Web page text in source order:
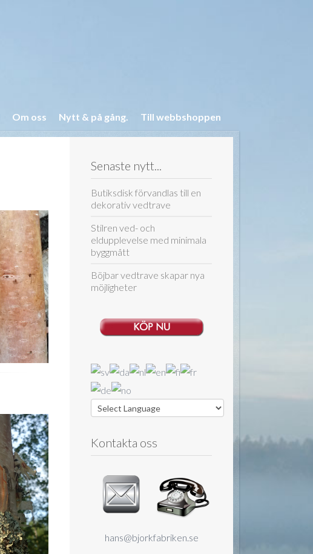
Om oss Nytt & på gång. Till webbshoppen
Senaste nytt...
Butiksdisk förvandlas till en
dekorativ vedtrave
Stilren ved- och
eldupplevelse med minimala
byggmått
Böjbar vedtrave skapar nya
möjligheter
Kontakta oss
hans@bjorkfabriken.se